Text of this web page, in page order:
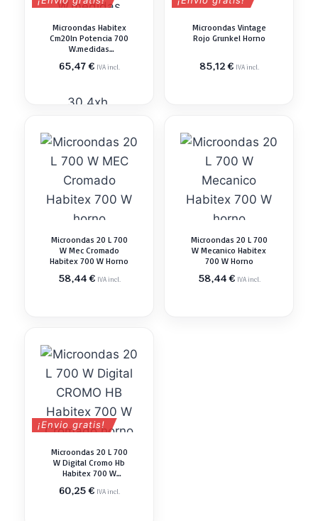
Microondas Habitex
Cm20ln Potencia 700
W.medidas
44,6xh.33.6
30,4xh.
65,47€ IVA incl.
Microondas Vintage
Rojo Grunkel Horno
85,12€ IVA incl.
Microondas 20 L 700
W Mec Cromado
Habitex 700 W Horno
58,44€ IVA incl.
Microondas 20 L 700
W Mecanico Habitex
700 W Horno
58,44€ IVA incl.
¡Envio gratis!
Microondas 20 L 700
W Digital Cromo Hb
Habitex 700 W
60,25€ IVA incl.